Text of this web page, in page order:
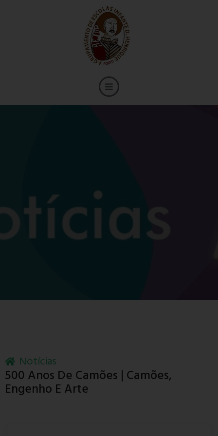
Notícias
500 Anos De Camões | Camões,
Engenho E Arte